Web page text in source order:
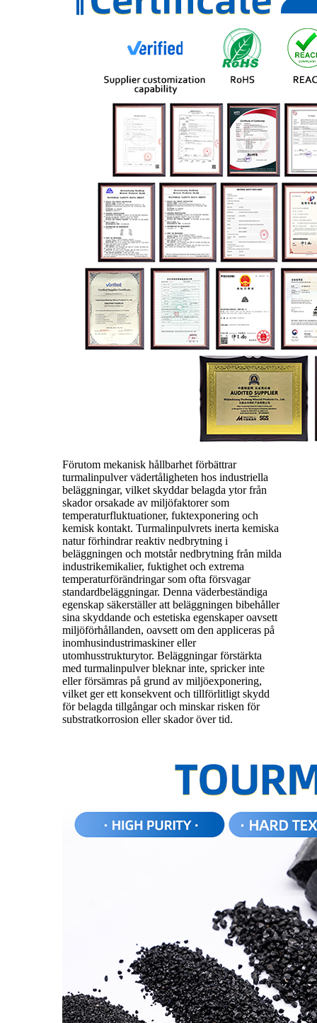
Förutom mekanisk hållbarhet förbättrar
turmalinpulver vädertåligheten hos industriella
beläggningar, vilket skyddar belagda ytor från
skador orsakade av miljöfaktorer som
temperaturfluktuationer, fuktexponering och
kemisk kontakt. Turmalinpulvrets inerta kemiska
natur förhindrar reaktiv nedbrytning i
beläggningen och motstår nedbrytning från milda
industrikemikalier, fuktighet och extrema
temperaturförändringar som ofta försvagar
standardbeläggningar. Denna väderbeständiga
egenskap säkerställer att beläggningen bibehåller
sina skyddande och estetiska egenskaper oavsett
miljöförhållanden, oavsett om den appliceras på
inomhusindustrimaskiner eller
utomhusstrukturytor. Beläggningar förstärkta
med turmalinpulver bleknar inte, spricker inte
eller försämras på grund av miljöexponering,
vilket ger ett konsekvent och tillförlitligt skydd
för belagda tillgångar och minskar risken för
substratkorrosion eller skador över tid.